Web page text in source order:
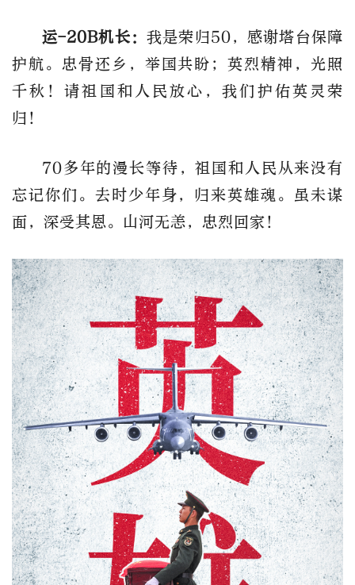
运-20B机长： 我是荣归50，感谢塔台保障
护航。忠骨还乡，举国共盼；英烈精神，光照
千秋！请祖国和人民放心，我们护佑英灵荣
归！
70多年的漫长等待，祖国和人民从来没有
忘记你们。去时少年身，归来英雄魂。虽未谋
面，深受其恩。山河无恙，忠烈回家！